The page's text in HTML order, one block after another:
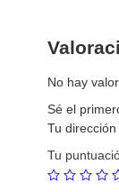
No hay
Sé el
Tu
Tu